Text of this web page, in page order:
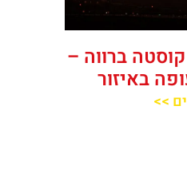
ברווה –
באיזור
>>